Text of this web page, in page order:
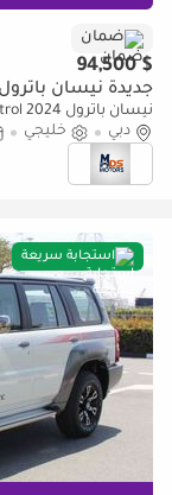
ضمان
$ 94,500
جديدة نيسان باترول SUPER SAFARI
نيسان باترول SUPER SAFARI Nissan Patrol 2024 مواصفات خليجية
دبي
خليجي
استجابة سريعة